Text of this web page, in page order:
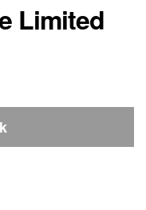
Limited